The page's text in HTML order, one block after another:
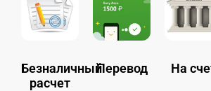
Безналичный
расчет
Перевод На